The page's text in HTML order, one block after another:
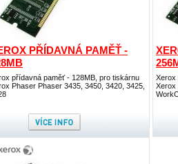
PŘÍDAVNÁ PAMĚŤ -
přídavná paměť - 128MB, pro tiskárnu
Phaser Phaser 3435, 3450, 3420, 3425,
Xerox
Xerox